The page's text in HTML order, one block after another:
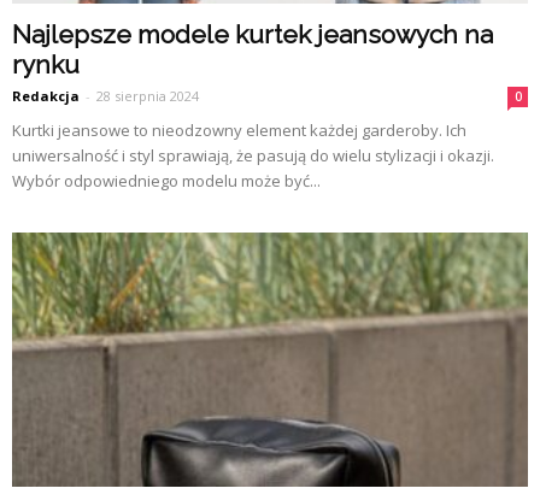
Najlepsze modele kurtek jeansowych na
rynku
Redakcja - 28 sierpnia 2024 0
Kurtki jeansowe to nieodzowny element każdej garderoby. Ich
uniwersalność i styl sprawiają, że pasują do wielu stylizacji i okazji.
Wybór odpowiedniego modelu może być...